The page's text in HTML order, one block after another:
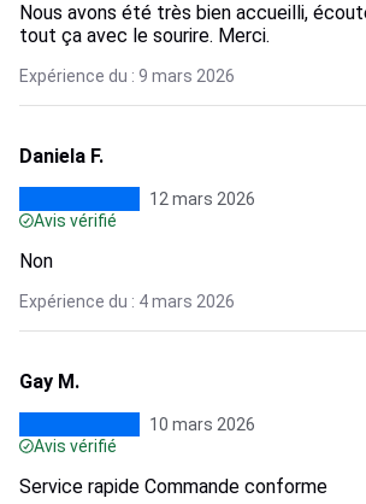
Nous avons été très bien accueilli,
tout ça avec le sourire. Merci.
Expérience du : 9 mars 2026
Daniela F.
12 mars 2026
Avis vérifié
Non
Expérience du : 4 mars 2026
Gay M.
10 mars 2026
Avis vérifié
Service rapide Commande conforme